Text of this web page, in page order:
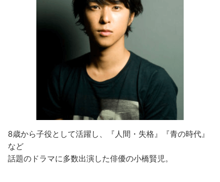
8歳から子役として活躍し、『人間・失格』『青の時代』
など
話題のドラマに多数出演した俳優の小橋賢児。